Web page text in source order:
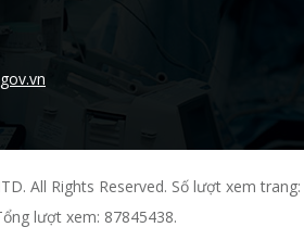
All Rights Reserved. Số lượt xem trang:
lượt xem: 87845438.